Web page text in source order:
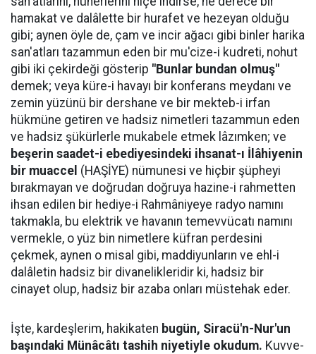
hamakat ve dalâlette bir hurafet ve hezeyan olduğu
gibi; aynen öyle de, çam ve incir ağacı gibi binler harika
san'atları tazammun eden bir mu'cize-i kudreti, nohut
gibi iki çekirdeği gösterip "Bunlar bundan olmuş"
demek; veya küre-i havayı bir konferans meydanı ve
zemin yüzünü bir dershane ve bir mekteb-i irfan
hükmüne getiren ve hadsiz nimetleri tazammun eden
ve hadsiz şükürlerle mukabele etmek lâzımken; ve
beşerin saadet-i ebediyesindeki ihsanat-ı İlâhiyenin
bir muaccel (HAŞİYE) nümunesi ve hiçbir şüpheyi
bırakmayan ve doğrudan doğruya hazine-i rahmetten
ihsan edilen bir hediye-i Rahmâniyeye radyo namını
takmakla, bu elektrik ve havanın temevvücatı namını
vermekle, o yüz bin nimetlere küfran perdesini
çekmek, aynen o misal gibi, maddiyunların ve ehl-i
dalâletin hadsiz bir divanelikleridir ki, hadsiz bir
cinayet olup, hadsiz bir azaba onları müstehak eder.
İşte, kardeşlerim, hakikaten bugün, Siracü'n-Nur'un
başındaki Münâcâtı tashih niyetiyle okudum. Kuvve-